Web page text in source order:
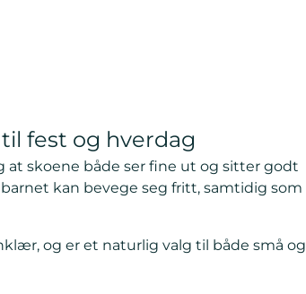
fest og hverdag
at skoene både ser fine ut og sitter godt
kan bevege seg fritt, samtidig som
og er et naturlig valg til både små og